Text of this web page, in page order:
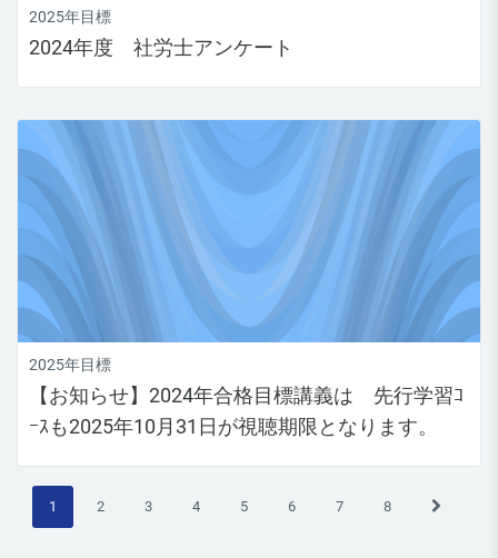
2025年目標
2024年度 社労士アンケート
2025年目標
【お知らせ】2024年合格目標講義は 先行学習ｺ
ｰｽも2025年10月31日が視聴期限となります。
1 2 3 4 5 6 7 8